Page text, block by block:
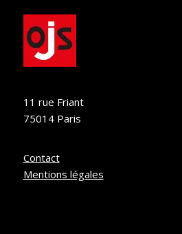
11 rue Friant
75014 Paris
Contact
Mentions légales